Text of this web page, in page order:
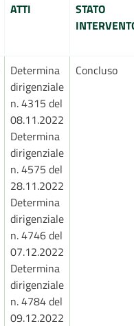
ATTI
STATO
Determina
dirigenziale
n. 4315 del
08.11.2022
Determina
dirigenziale
n. 4575 del
28.11.2022
Determina
dirigenziale
n. 4746 del
07.12.2022
Determina
dirigenziale
n. 4784 del
09.12.2022
Concluso